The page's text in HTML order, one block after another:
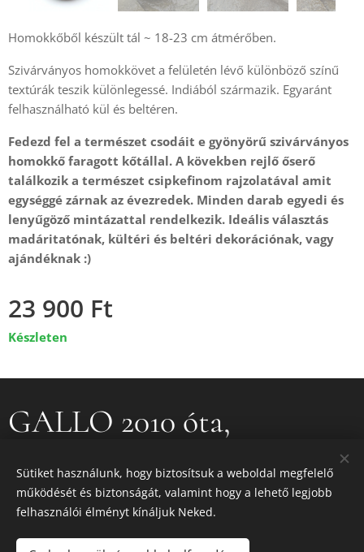
Homokkőből készült tál ~ 18-23 cm átmérőben.
Szivárványos homokkövet a felületén lévő különböző színű
textúrák teszik különlegessé. Indiából származik. Egyaránt
felhasználható kül és beltéren.
Fedezd fel a természet csodáit e gyönyörű szivárványos
homokkő faragott kőtállal. A kövekben rejlő őserő
találkozik a természet csipkefinom rajzolatával amit
egységgé zárnak az évezredek. Minden darab egyedi és
lenyűgöző mintázattal rendelkezik. Ideális választás
madáritatónak, kültéri és beltéri dekorációnak, vagy
ajándéknak :)
23 900 Ft
Készleten
GALLO 2010 óta,
GALLO IRON 2016 óta
GALLO IRON © 2026
Sütiket használunk, hogy biztosítsuk a weboldal megfelelő
működését és biztonságát, valamint hogy a lehető legjobb
felhasználói élményt kínáljuk Neked.